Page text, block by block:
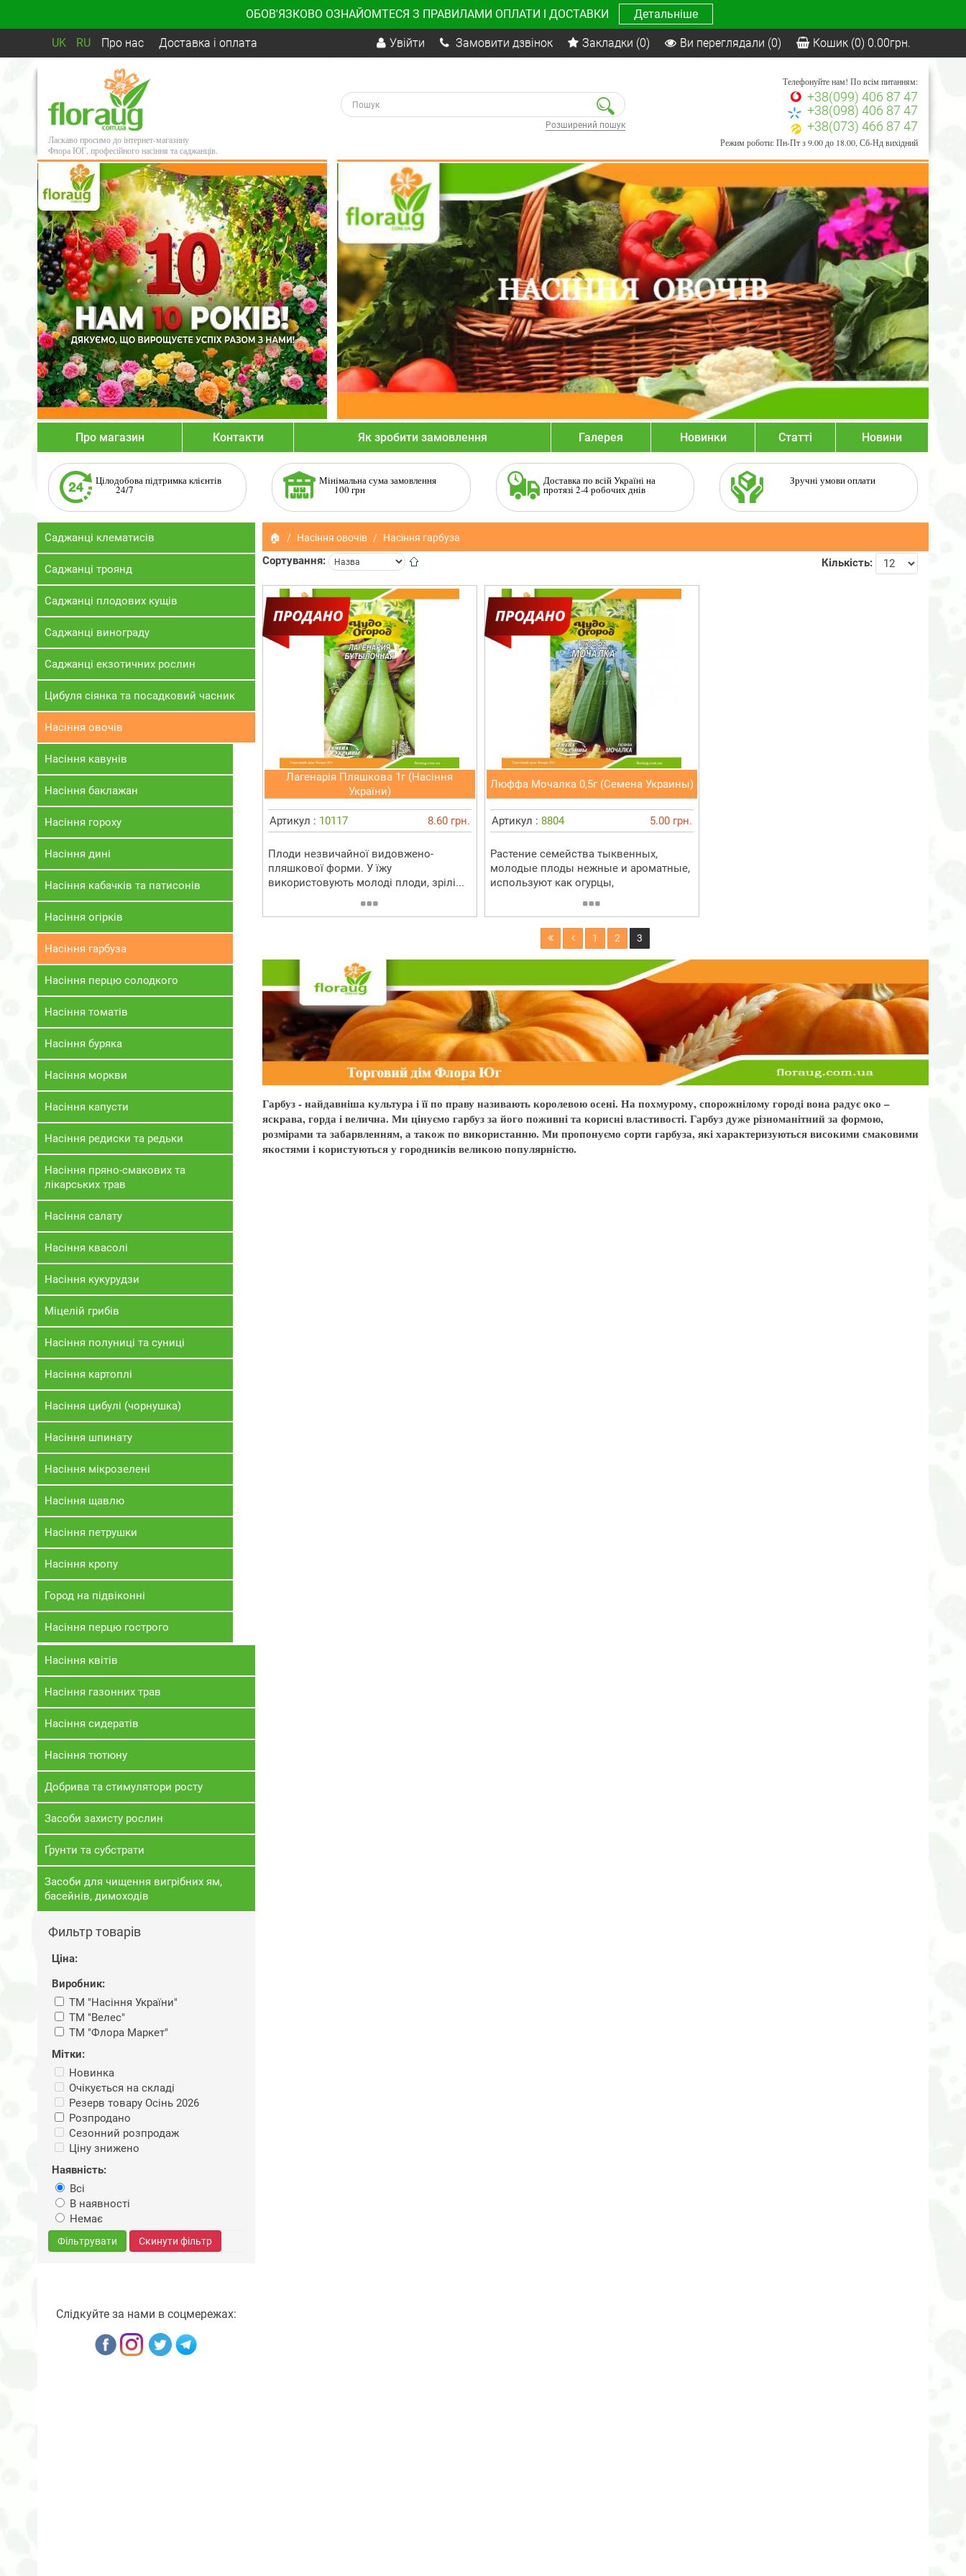
ОБОВ'ЯЗКОВО ОЗНАЙОМТЕСЯ З ПРАВИЛАМИ ОПЛАТИ І ДОСТАВКИ Детальніше
UK RU Про нас Доставка і оплата Увійти Замовити дзвінок Закладки (0) Ви переглядали (0) Кошик (0) 0.00грн.
Ласкаво просимо до інтернет-магазину
Флора ЮГ, професійного насіння та саджанців.
Розширений пошук
Телефонуйте нам! По всім питанням:
+38(099) 406 87 47
+38(098) 406 87 47
+38(073) 466 87 47
Режим роботи: Пн-Пт з 9.00 до 18.00, Сб-Нд вихідний
Про магазин Контакти Як зробити замовлення Галерея Новинки Статті Новини
Цілодобова підтримка клієнтів
24/7
Мінімальна сума замовлення
100 грн
Доставка по всій Україні на
протязі 2-4 робочих днів
Зручні умови оплати
Саджанці клематисів
Саджанці троянд
Саджанці плодових кущів
Саджанці винограду
Саджанці екзотичних рослин
Цибуля сіянка та посадковий часник
Насіння овочів
Насіння кавунів
Насіння баклажан
Насіння гороху
Насіння дині
Насіння кабачків та патисонів
Насіння огірків
Насіння гарбуза
Насіння перцю солодкого
Насіння томатів
Насіння буряка
Насіння моркви
Насіння капусти
Насіння редиски та редьки
Насіння пряно-смакових та
лікарських трав
Насіння салату
Насіння квасолі
Насіння кукурудзи
Міцелій грибів
Насіння полуниці та суниці
Насіння картоплі
Насіння цибулі (чорнушка)
Насіння шпинату
Насіння мікрозелені
Насіння щавлю
Насіння петрушки
Насіння кропу
Город на підвіконні
Насіння перцю гострого
Насіння квітів
Насіння газонних трав
Насіння сидератів
Насіння тютюну
Добрива та стимулятори росту
Засоби захисту рослин
Ґрунти та субстрати
Засоби для чищення вигрібних ям,
басейнів, димоходів
Фильтр товарів
Ціна:
Виробник:
ТМ "Насіння України"
ТМ "Велес"
ТМ "Флора Маркет"
Мітки:
Новинка
Очікується на складі
Резерв товару Осінь 2026
Розпродано
Сезонний розпродаж
Ціну знижено
Наявність:
Всі
В наявності
Немає
Фільтрувати Скинути фільтр
Слідкуйте за нами в соцмережах:
🏠 Насіння овочів Насіння гарбуза
Сортування: Кількість:
Лагенарія Пляшкова 1г (Насіння
України)
Артикул : 10117 8.60 грн.
Плоди незвичайної видовжено-
пляшкової форми. У їжу
використовують молоді плоди, зрілі...
Люффа Мочалка 0,5г (Семена Украины)
Артикул : 8804 5.00 грн.
Растение семейства тыквенных,
молодые плоды нежные и ароматные,
используют как огурцы,
1 2 3
Гарбуз - найдавніша культура і її по праву називають королевою осені. На похмурому, спорожнілому городі вона радує око –
яскрава, горда і велична. Ми цінуємо гарбуз за його поживні та корисні властивості. Гарбуз дуже різноманітний за формою,
розмірами та забарвленням, а також по використанню. Ми пропонуємо сорти гарбуза, які характеризуються високими смаковими
якостями і користуються у городників великою популярністю.